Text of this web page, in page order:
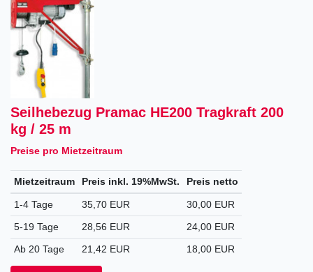
Seilhebezug Pramac HE200 Tragkraft 200
kg / 25 m
Preise pro Mietzeitraum
Mietzeitraum Preis inkl. 19%MwSt. Preis netto
1-4 Tage 35,70 EUR
30,00 EUR
5-19 Tage
28,56 EUR
24,00 EUR
Ab 20 Tage
21,42 EUR 18,00 EUR